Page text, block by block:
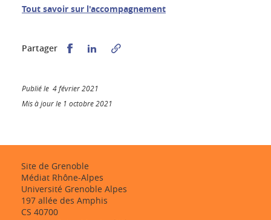
Tout savoir sur l'accompagnement
Partager Partager sur Facebook
Partager sur LinkedIn
Publié le 4 février 2021
Mis à jour le 1 octobre 2021
Site de Grenoble
Médiat Rhône-Alpes
Université Grenoble Alpes
197 allée des Amphis
CS 40700